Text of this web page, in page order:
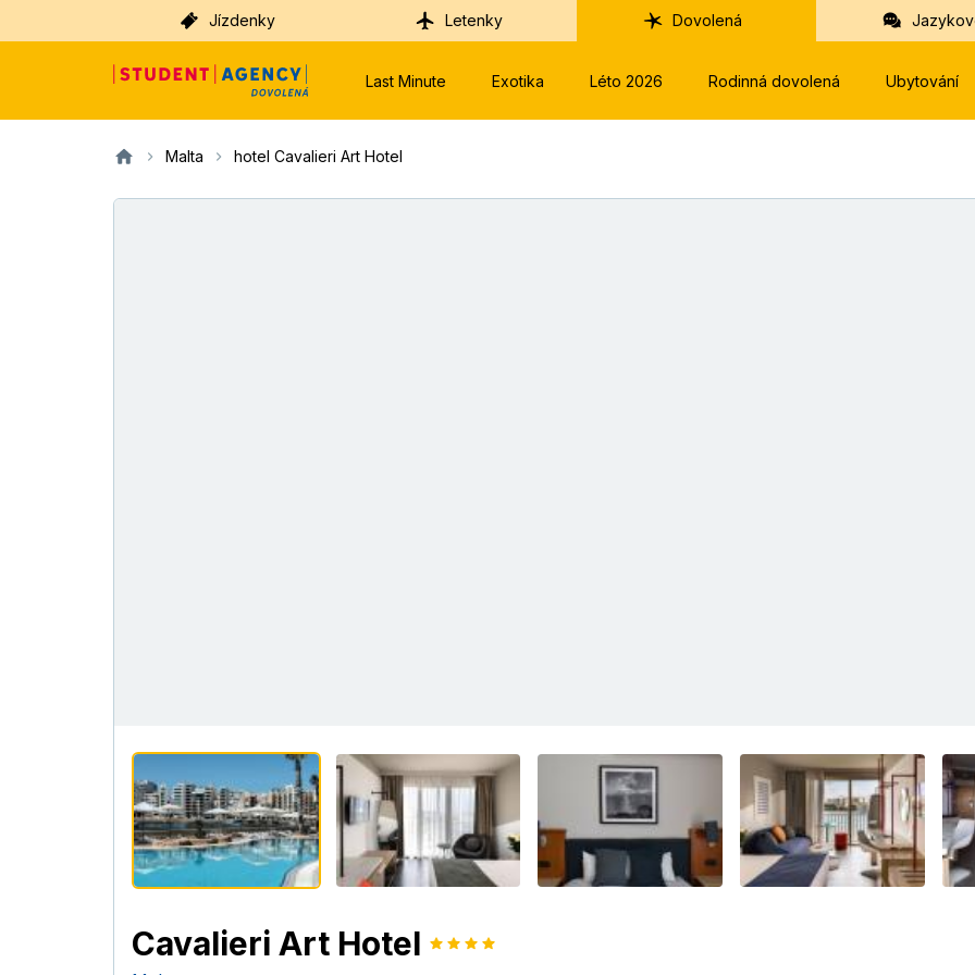
Jízdenky Letenky Dovolená
Last Minute Exotika Léto 2026 Rodinná dovolená Ubytování
Malta hotel Cavalieri Art Hotel
Cavalieri Art Hotel